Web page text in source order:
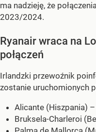
ma nadzieję, że
2023/2024.
Ryanair wraca na
połączeń
Irlandzki przewoźnik
zostanie uruchomionych
Alicante (Hiszpania)
Bruksela-Charleroi